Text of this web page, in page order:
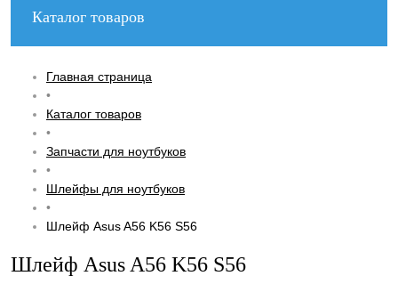
Каталог товаров
Главная страница
•
Каталог товаров
•
Запчасти для ноутбуков
•
Шлейфы для ноутбуков
•
Шлейф Asus A56 K56 S56
Шлейф Asus A56 K56 S56